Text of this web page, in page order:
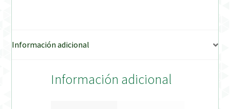
Información adicional
Información adicional